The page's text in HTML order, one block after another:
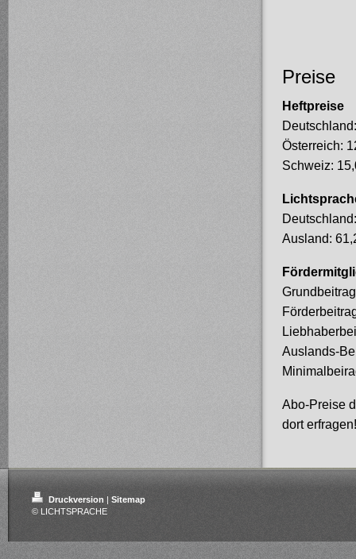
Preise
Heftpreise
Österreich:
Schweiz:
Ausland:
Auslands-
Abo-Preise
dort erfragen!
Druckversion | Sitemap
© LICHTSPRACHE